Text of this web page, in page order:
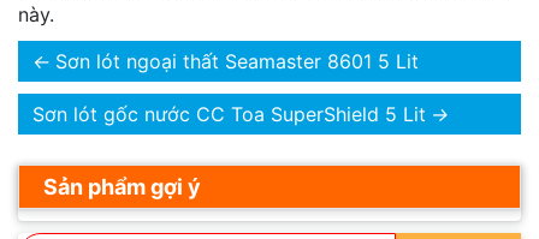
này.
← Sơn lót ngoại thất Seamaster 8601 5 Lit
Sơn lót gốc nước CC Toa SuperShield 5 Lit →
Sản phẩm gợi ý